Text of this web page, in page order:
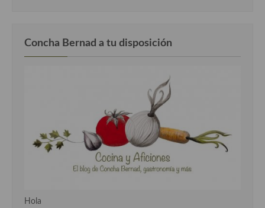
Cocina Canaria
Cocina Extremeña
Cocina Gallega
Cocina Murciana
Concha Bernad a tu disposición
Hola